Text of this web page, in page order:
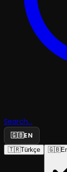
Search...
🇬🇧EN
🇹🇷Türkçe 🇬🇧